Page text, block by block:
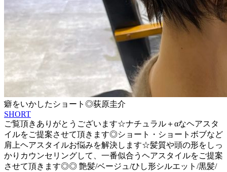
癖をいかしたショート◎荻原圭介
SHORT
ご覧頂きありがとうございます☆ナチュラル＋αなヘアスタ
イルをご提案させて頂きます◎ショート・ショートボブなど
肩上ヘアスタイルお悩みを解決します☆髪質や頭の形をしっ
かりカウンセリングして、一番似合うヘアスタイルをご提案
させて頂きます◎◎ 艶髪/ベージュ/ひし形シルエット/黒髪/